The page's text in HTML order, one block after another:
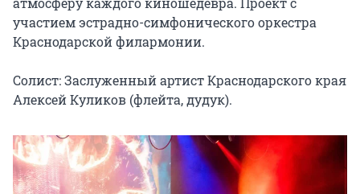
участием эстрадно-симфонического оркестра
Краснодарской филармонии.
Солист: Заслуженный артист Краснодарского края
Алексей Куликов (флейта, дудук).